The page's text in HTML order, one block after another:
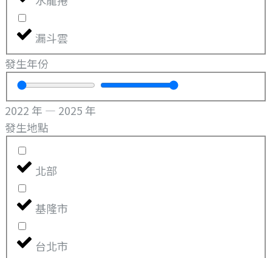
漏斗雲
發生年份
2022 年 — 2025 年
發生地點
北部
基隆市
台北市